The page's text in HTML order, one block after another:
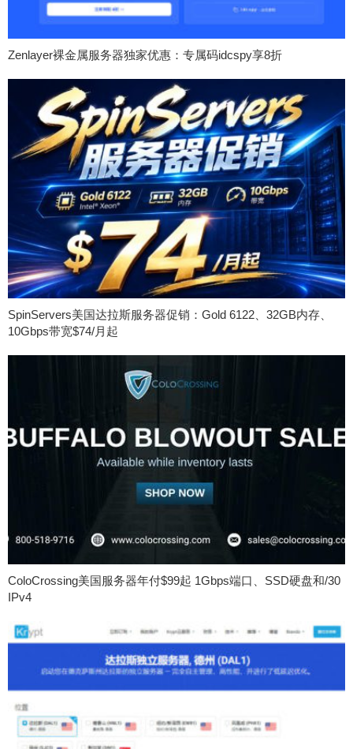
Zenlayer裸金属服务器独家优惠：专属码idcspy享8折
SpinServers美国达拉斯服务器促销：Gold 6122、32GB内存、
10Gbps带宽$74/月起
ColoCrossing美国服务器年付$99起 1Gbps端口、SSD硬盘和/30
IPv4